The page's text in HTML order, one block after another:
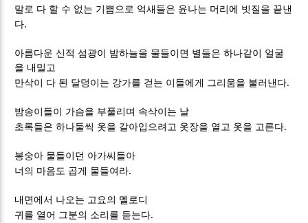
말로 다 할 수 없는 기쁨으로 억새들은 윤나는 머리에 빗질을 끝낸
다.
아름다운 신적 섬광이 밤하늘을 물들이면 별들은 하나같이 얼굴
을 내밀고
만삭이 다 된 달덩이는 강가를 걷는 이들에게 그리움을 불러낸다.
밤송이들이 가슴을 부풀리며 속삭이는 날
초록들은 하나둘씩 옷을 갈아입으려고 옷장을 열고 옷을 고른다.
봉숭아 물들이던 아가씨들아
너의 마음도 곱게 물들여라.
내면에서 나오는 고요의 멜로디
귀를 열어 그분의 소리를 듣는다.